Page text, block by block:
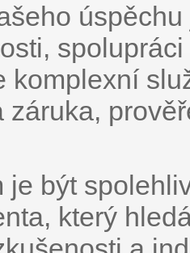
komplexní
záruka,
je být
který